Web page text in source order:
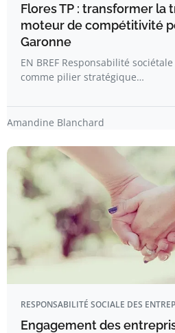
Flores TP : transformer la
moteur de compétitivité
Garonne
EN BREF Responsabilité
comme pilier stratégique…
Amandine Blanchard
RESPONSABILITÉ SOCIALE DES
Engagement des